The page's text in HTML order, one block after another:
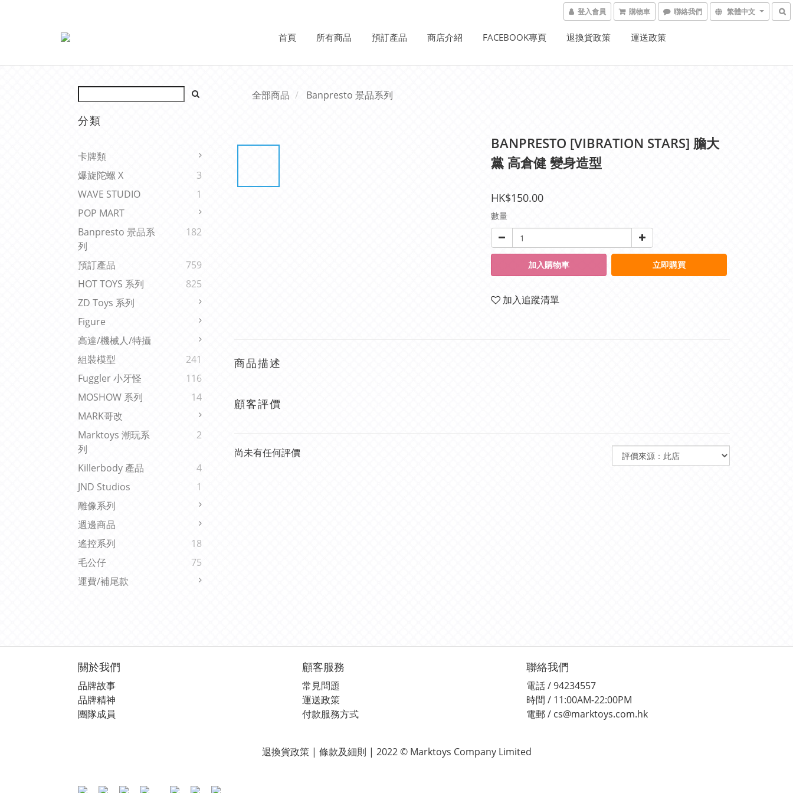
登入會員 購物車 聯絡我們 繁體中文
首頁 所有商品 預訂產品 商店介紹 FACEBOOK專頁 退換貨政策 運送政策
分類
卡牌類
爆旋陀螺 X
3
WAVE STUDIO
1
POP MART
Banpresto 景品系
列
182
預訂產品
759
HOT TOYS 系列
825
ZD Toys 系列
Figure
高達/機械人/特攝
組裝模型
241
Fuggler 小牙怪
116
MOSHOW 系列
14
MARK哥改
Marktoys 潮玩系
列
2
Killerbody 產品
4
JND Studios
1
雕像系列
週邊商品
遙控系列
18
毛公仔
75
運費/補尾款
全部商品 Banpresto 景品系列
BANPRESTO [VIBRATION STARS] 膽大
黨 高倉健 變身造型
HK$150.00
數量
加入購物車 立即購買
加入追蹤清單
商品描述
顧客評價
尚未有任何評價
關於我們
品牌故事
品牌精神
團隊成員
顧客服務
常見問題
運送政策
付款服務方式
聯絡我們
電話 / 94234557
時間 / 11:00AM-22:00PM
電郵 / cs@marktoys.com.hk
退換貨政策 | 條款及細則 | 2022 © Marktoys Company Limited